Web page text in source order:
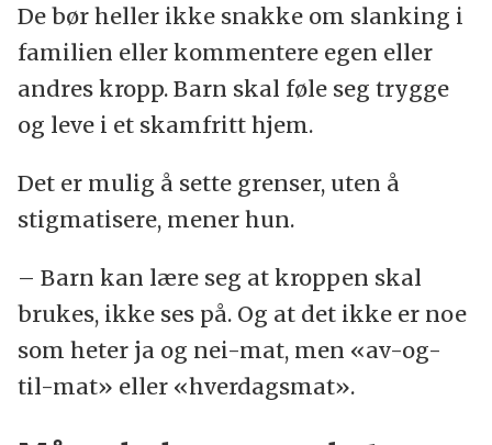
De bør heller ikke snakke om slanking i
familien eller kommentere egen eller
andres kropp. Barn skal føle seg trygge
og leve i et skamfritt hjem.
Det er mulig å sette grenser, uten å
stigmatisere, mener hun.
– Barn kan lære seg at kroppen skal
brukes, ikke ses på. Og at det ikke er noe
som heter ja og nei-mat, men «av-og-
til-mat» eller «hverdagsmat».